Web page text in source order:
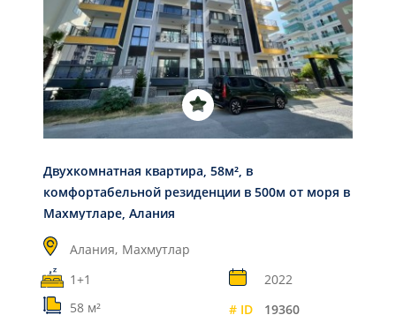
Двухкомнатная квартира, 58м², в
комфортабельной резиденции в 500м от моря в
Махмутларе, Алания
Алания, Махмутлар
1+1
2022
58 м²
# ID 19360